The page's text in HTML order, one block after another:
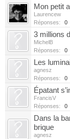
Mon petit
Laurencew
Réponses:
0
3 millions
MichelB
Réponses:
0
Les
agnesz
Réponses:
0
Épatant
FrancisV
Réponses:
0
Dans la
brique
agnesz